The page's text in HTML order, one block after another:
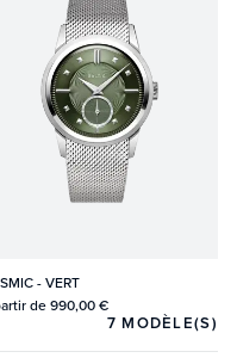
- VERT
de990,00 €
7 MODÈLE(S)